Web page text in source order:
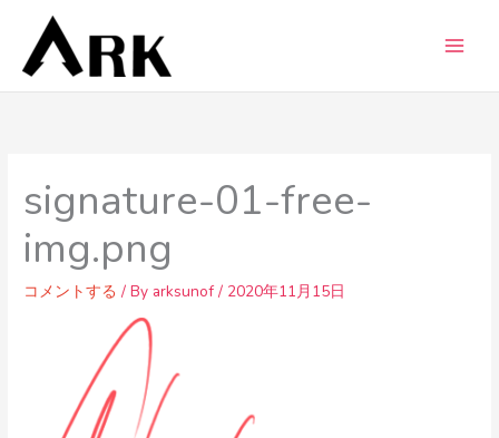
ス
signature-01-free-
img.png
コメントする / By arksunof/ 2020年11月15日